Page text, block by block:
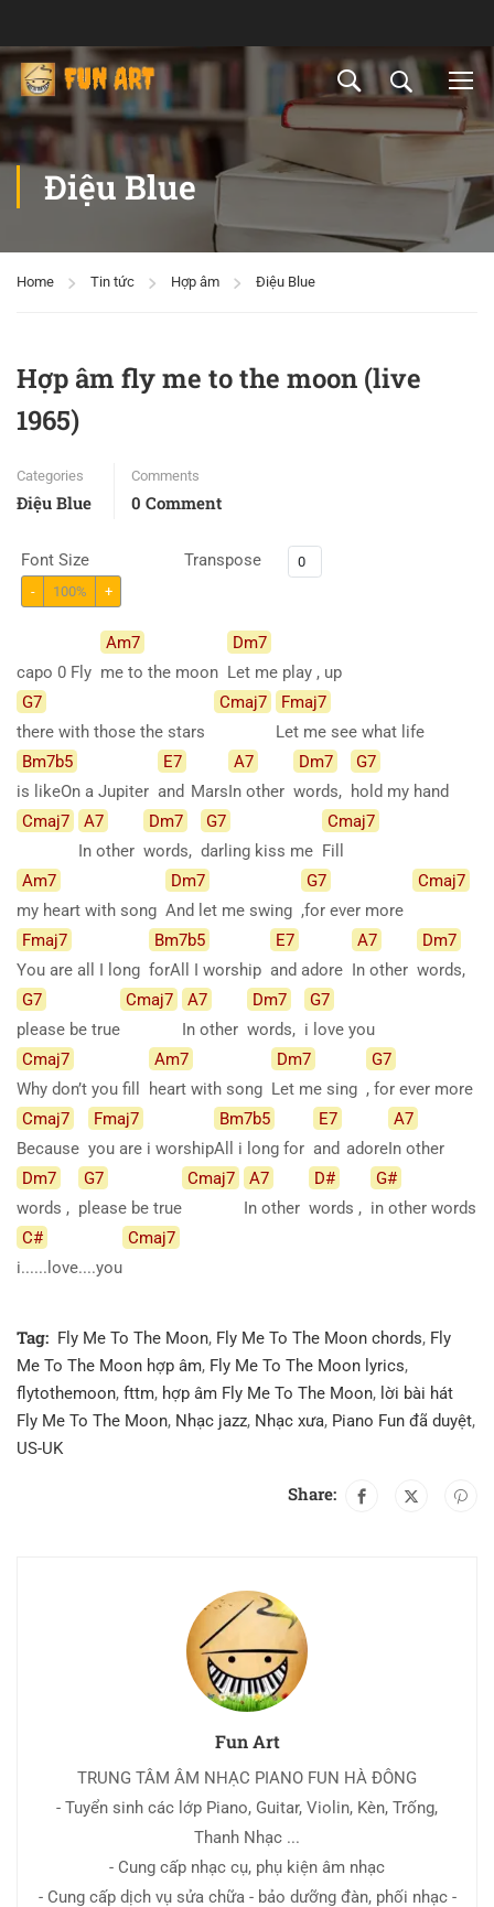
Điệu Blue
Home Tin tức Hợp âm Điệu Blue
Hợp âm fly me to the moon (live
1965)
Categories
Điệu Blue
Comments
0 Comment
Font Size
- 100% +
Transpose
capo 0 Fly
Am7
me to the moon
Dm7
Let me play , up
G7
there with those the stars
Cmaj7
Fmaj7
Let me see what life
Bm7b5
is likeOn a Jupiter
E7
and Mars
A7
In other
Dm7
words,
G7
hold my hand
Cmaj7
A7
In other
Dm7
words,
G7
darling kiss me
Cmaj7
Fill
Am7
my heart with song
Dm7
And let me swing
G7
,for ever more
Cmaj7
Fmaj7
You are all I long
Bm7b5
forAll I worship
E7
and adore
A7
In other
Dm7
words,
G7
please be true
Cmaj7
A7
In other
Dm7
words,
G7
i love you
Cmaj7
Why don’t you fill
Am7
heart with song
Dm7
Let me sing
G7
, for ever more
Cmaj7
Because
Fmaj7
you are i worship
Bm7b5
All i long for
E7
and adore
A7
In other
Dm7
words ,
G7
please be true
Cmaj7
A7
In other
D#
words ,
G#
in other words
C#
i......love....you
Cmaj7
Tag: Fly Me To The Moon, Fly Me To The Moon chords, Fly
Me To The Moon hợp âm, Fly Me To The Moon lyrics,
flytothemoon, fttm, hợp âm Fly Me To The Moon, lời bài hát
Fly Me To The Moon, Nhạc jazz, Nhạc xưa, Piano Fun đã duyệt,
US-UK
Share:
Fun Art
TRUNG TÂM ÂM NHẠC PIANO FUN HÀ ĐÔNG
- Tuyển sinh các lớp Piano, Guitar, Violin, Kèn, Trống,
Thanh Nhạc ...
- Cung cấp nhạc cụ, phụ kiện âm nhạc
- Cung cấp dịch vụ sửa chữa - bảo dưỡng đàn, phối nhạc -